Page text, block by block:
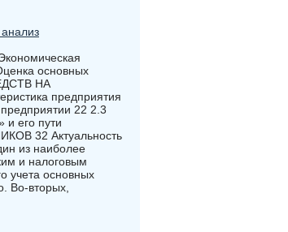
основных
НА
предприятия
22 2.3
и его пути
32 Актуальность
из наиболее
и налоговым
учета основных
Во-вторых,